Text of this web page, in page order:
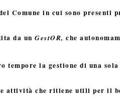
Comune in cui sono presenti
da un GestOR, che
tempore la gestione di una sola
attività che ritiene utili per il